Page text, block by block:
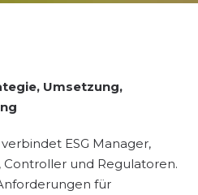
Umsetzung,
ESG Manager,
Controller und Regulatoren.
für